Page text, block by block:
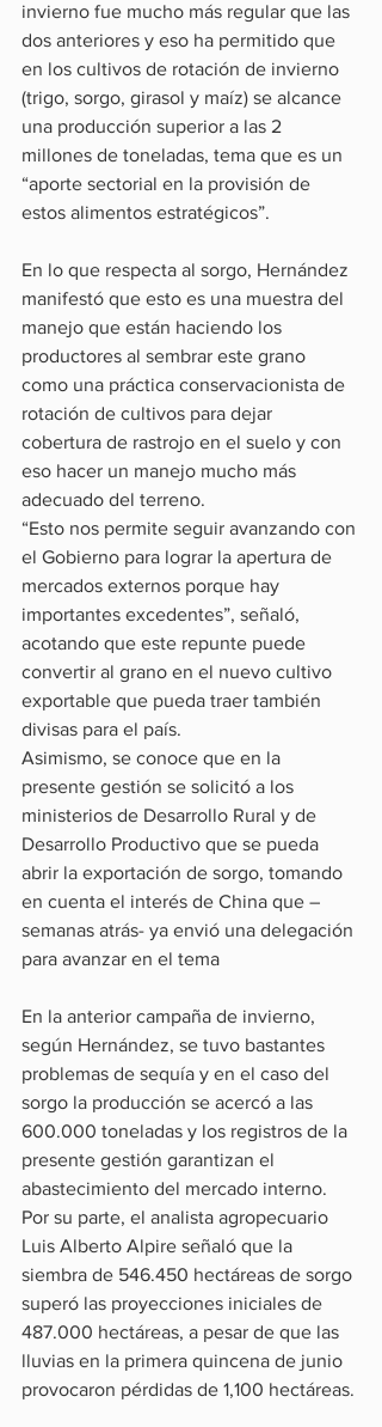
invierno fue mucho más regular que las
dos anteriores y eso ha permitido que
en los cultivos de rotación de invierno
(trigo, sorgo, girasol y maíz) se alcance
una producción superior a las 2
millones de toneladas, tema que es un
“aporte sectorial en la provisión de
estos alimentos estratégicos”.
En lo que respecta al sorgo, Hernández
manifestó que esto es una muestra del
manejo que están haciendo los
productores al sembrar este grano
como una práctica conservacionista de
rotación de cultivos para dejar
cobertura de rastrojo en el suelo y con
eso hacer un manejo mucho más
adecuado del terreno.
“Esto nos permite seguir avanzando con
el Gobierno para lograr la apertura de
mercados externos porque hay
importantes excedentes”, señaló,
acotando que este repunte puede
convertir al grano en el nuevo cultivo
exportable que pueda traer también
divisas para el país.
Asimismo, se conoce que en la
presente gestión se solicitó a los
ministerios de Desarrollo Rural y de
Desarrollo Productivo que se pueda
abrir la exportación de sorgo, tomando
en cuenta el interés de China que –
semanas atrás- ya envió una delegación
para avanzar en el tema
En la anterior campaña de invierno,
según Hernández, se tuvo bastantes
problemas de sequía y en el caso del
sorgo la producción se acercó a las
600.000 toneladas y los registros de la
presente gestión garantizan el
abastecimiento del mercado interno.
Por su parte, el analista agropecuario
Luis Alberto Alpire señaló que la
siembra de 546.450 hectáreas de sorgo
superó las proyecciones iniciales de
487.000 hectáreas, a pesar de que las
lluvias en la primera quincena de junio
provocaron pérdidas de 1,100 hectáreas.